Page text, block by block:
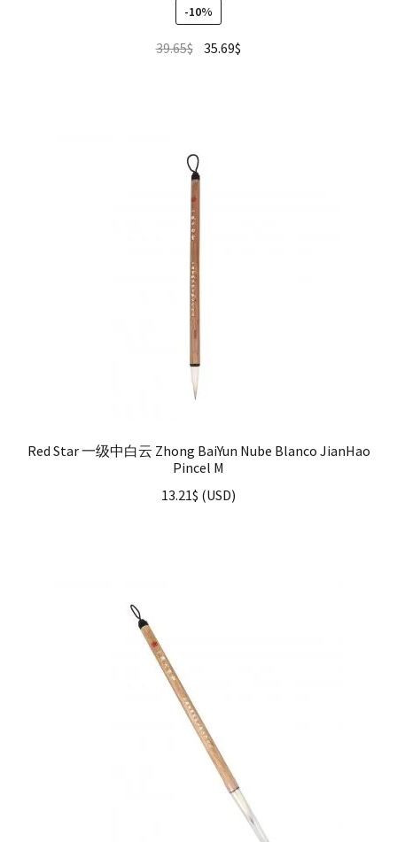
-10%
39.65$ 35.69$
Red Star 一级中白云 Zhong BaiYun Nube Blanco JianHao
Pincel M
13.21$ (USD)